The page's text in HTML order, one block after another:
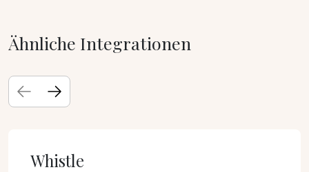
Ähnliche Integrationen
Whistle